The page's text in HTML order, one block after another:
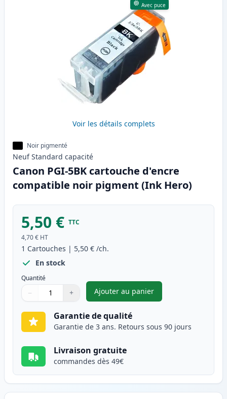
Avec puce
Voir les détails complets
Noir pigmenté
Neuf Standard capacité
Canon PGI-5BK cartouche d'encre
compatible noir pigment (Ink Hero)
5,50 € TTC
4,70 € HT
1 Cartouches | 5,50 € /ch.
En stock
Quantité
Quantité
Utilisez les boutons pour ajuster
− +
Quantité
Ajouter au panier
,Canon PGI-5BK cartouche
Garantie de qualité
Garantie de 3 ans. Retours sous 90 jours
Livraison gratuite
commandes dès 49€